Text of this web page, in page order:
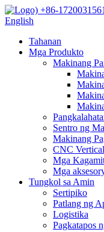
+86-
English
Tahanan
Mga Produkto
Makinang
Sentro ng
Makinang
CNC
Mga
Mga
Tungkol sa Amin
Sertipiko
Patlang ng
Logistika
Pagkatapos